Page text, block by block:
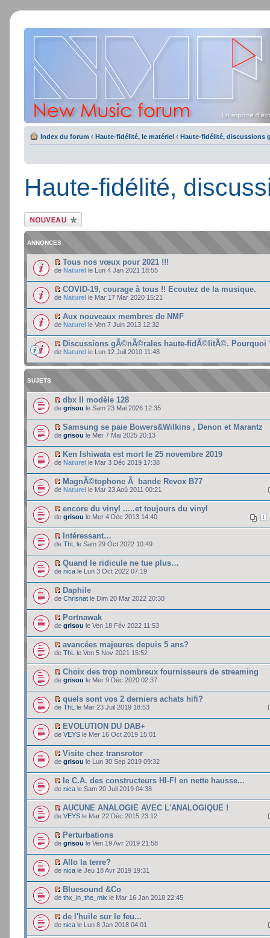
Index du forum ‹ Haute-fidélité, le matériel ‹ Haute-fidélité, discussions
Haute-fidélité,
Ecrire un nouveau
sujet
ANNONCES
Tous nos vœux pour 2021 !!!
de Naturel le Lun 4 Jan 2021 18:55
COVID-19, courage à tous !! Ecoutez de la musique.
de Naturel le Mar 17 Mar 2020 15:21
Aux nouveaux membres de NMF
de Naturel le Ven 7 Juin 2013 12:32
Discussions gÃ©nÃ©rales haute-fidÃ©litÃ©. Pourquoi
de Naturel le Lun 12 Juil 2010 11:48
SUJETS
dbx II modèle 128
de grisou le Sam 23 Mai 2026 12:35
Samsung se paie Bowers&Wilkins , Denon et Marantz
de grisou le Mer 7 Mai 2025 20:13
Ken Ishiwata est mort le 25 novembre 2019
de Naturel le Mar 3 Déc 2019 17:38
MagnÃ©tophone Ã bande Revox B77
de Naturel le Mar 23 Aoû 2011 00:21
encore du vinyl .....et toujours du vinyl
1
de grisou le Mer 4 Déc 2013 14:40
Intéressant…
de ThL le Sam 29 Oct 2022 10:49
Quand le ridicule ne tue plus…
de nica le Lun 3 Oct 2022 07:19
Daphile
de Chrisnat le Dim 20 Mar 2022 20:30
Portnawak
de grisou le Ven 18 Fév 2022 11:53
avancées majeures depuis 5 ans?
de ThL le Ven 5 Nov 2021 15:52
Choix des trop nombreux fournisseurs de streaming
de grisou le Mer 9 Déc 2020 02:37
quels sont vos 2 derniers achats hifi?
de ThL le Mar 23 Juil 2019 18:53
EVOLUTION DU DAB+
de VEYS le Mer 16 Oct 2019 15:01
Visite chez transrotor
de grisou le Lun 30 Sep 2019 09:32
le C.A. des constructeurs HI-FI en nette hausse...
de nica le Sam 20 Juil 2019 04:38
AUCUNE ANALOGIE AVEC L'ANALOGIQUE !
de VEYS le Mar 22 Déc 2015 23:12
Perturbations
de grisou le Ven 19 Avr 2019 21:58
Allo la terre?
de nica le Jeu 18 Avr 2019 19:31
Bluesound &Co
de thx_in_the_mix le Mar 16 Jan 2018 22:45
de l'huile sur le feu...
de nica le Lun 8 Jan 2018 04:01